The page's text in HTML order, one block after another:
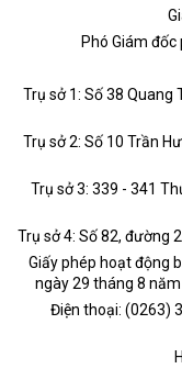
Phó Giám
Trụ sở 1: Số 38 Quang
Trụ sở 2: Số 10 Trần
Trụ sở 3: 339 - 341
Trụ sở 4: Số 82, đường
Giấy phép hoạt động
ngày 29 tháng 8
Điện thoại: (0263)